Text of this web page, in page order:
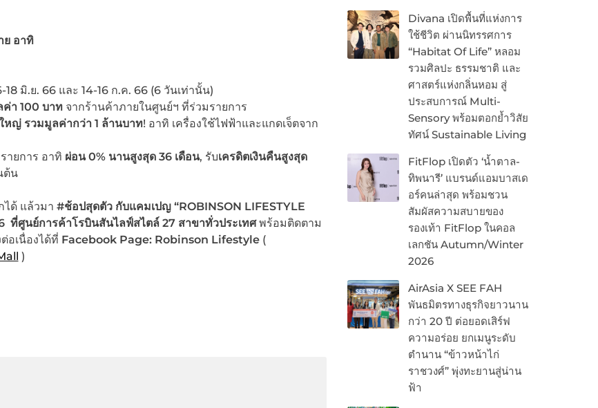
Divana เปิดพื้นที่แห่งการ
ใช้ชีวิต ผ่านนิทรรศการ
“Habitat Of Life” หลอม
รวมศิลปะ ธรรมชาติ และ
ศาสตร์แห่งกลิ่นหอม สู่
ประสบการณ์ Multi-
Sensory พร้อมตอกย้ำวิสัย
ทัศน์ Sustainable Living
FitFlop เปิดตัว ‘น้ำตาล-
ทิพนารี’ แบรนด์แอมบาสเด
อร์คนล่าสุด พร้อมชวน
สัมผัสความสบายของ
รองเท้า FitFlop ในคอล
เลกชัน Autumn/Winter
2026
AirAsia X SEE FAH
พันธมิตรทางธุรกิจยาวนาน
กว่า 20 ปี ต่อยอดเสิร์ฟ
ความอร่อย ยกเมนูระดับ
ตำนาน “ข้าวหน้าไก่
ราชวงศ์” พุ่งทะยานสู่น่าน
ฟ้า
ย อาทิ
มิ.ย. 66 และ 14-16 ก.ค. 66 (6 วันเท่านั้น)
ค่า 100 บาทจากร้านค้าภายในศูนย์ฯ ที่ร่วมรายการ
หญ่ รวมมูลค่ากว่า 1 ล้านบาท! อาทิ เครื่องใช้ไฟฟ้าและแกดเจ็ตจาก
ายการ อาทิ ผ่อน0% นานสูงสุด 36 เดือน, รับเครดิตเงินคืนสูงสุด
ต้น
ได้ แล้วมา #ช้อปสุดตัว กับแคมเปญ “ROBINSON LIFESTYLE
ที่ศูนย์การค้าโรบินสันไลฟ์สไตล์ 27 สาขาทั่วประเทศพร้อมติดตาม
อเนื่องได้ที่ Facebook Page: Robinson Lifestyle(
)